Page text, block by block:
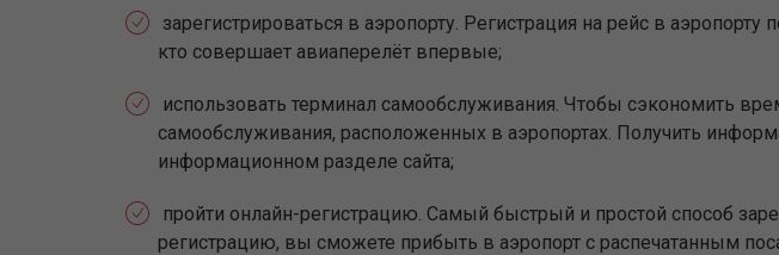
зарегистрироваться в аэропорту. Регистрация на рейс в
кто совершает авиаперелёт впервые;
использовать терминал самообслуживания. Чтобы сэкономить
самообслуживания, расположенных в аэропортах. Получить
информационном разделе сайта;
пройти онлайн-регистрацию. Самый быстрый и простой способ
регистрацию, вы сможете прибыть в аэропорт с распечатанным